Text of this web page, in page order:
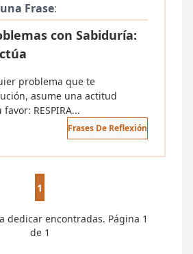
una Frase:
con Sabiduría:
problema que te
asume una actitud
RESPIRA...
Frases De Reflexión
1
dedicar encontradas. Página 1
de 1